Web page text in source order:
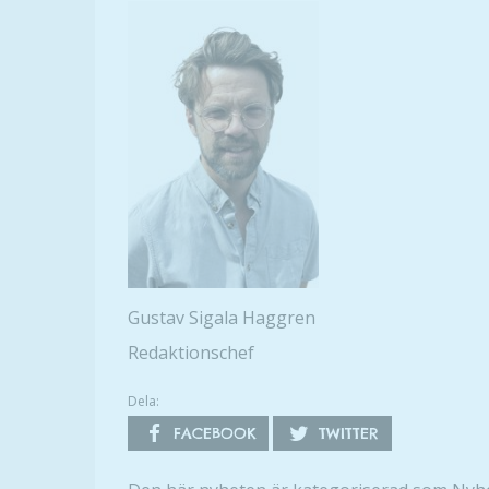
Gustav Sigala Haggren
Redaktionschef
Dela:
FACEBOOK TWITTER